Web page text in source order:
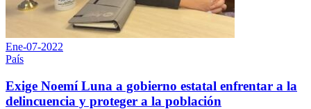
Ene-07-2022
País
Exige Noemí Luna a gobierno estatal enfrentar a la
delincuencia y proteger a la población